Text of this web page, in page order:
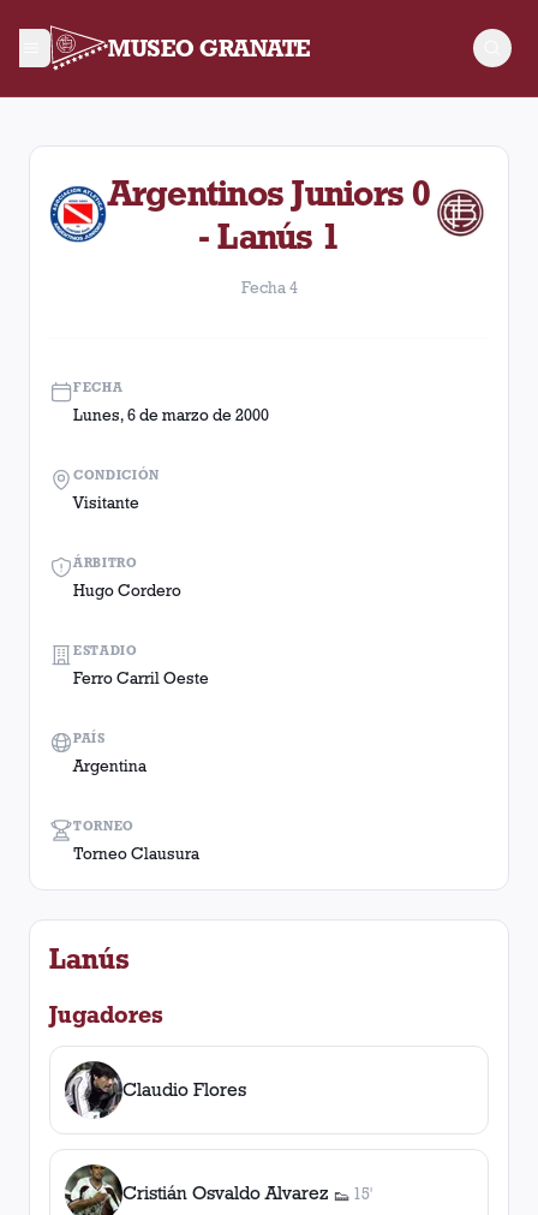
MUSEO GRANATE
Fecha 4. Partido entre Lanús y Argentinos Juniors
Argentinos Juniors 0
- Lanús 1
Fecha 4
FECHA
Lunes, 6 de marzo de 2000
ÁRBITRO
Hugo Cordero
TORNEO
Torneo Clausura
CONDICIÓN
Visitante
ESTADIO
Ferro Carril Oeste
PAÍS
Argentina
Lanús
Jugadores
Claudio Flores
Cristián Osvaldo Alvarez 👟
1asistencia
15'